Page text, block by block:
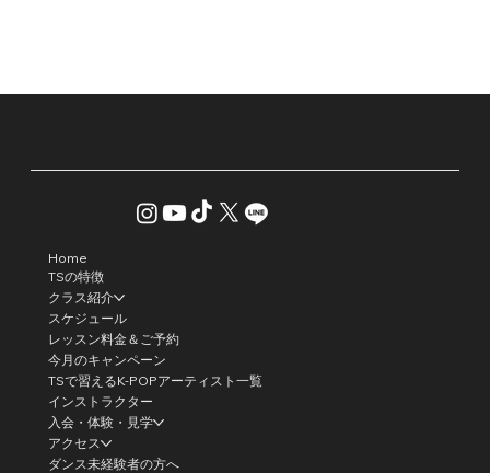
Home
TSの特徴
クラス紹介
スケジュール
レッスン料金＆ご予約
今月のキャンペーン
TSで習えるK-POPアーティスト一覧
インストラクター
入会・体験・見学
アクセス
ダンス未経験者の方へ